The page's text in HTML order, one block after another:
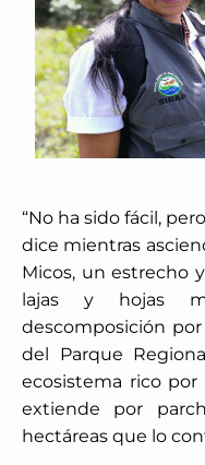
“No ha sido fácil,
dice mientras
Micos, un estrecho
lajas y hojas
descomposición
del Parque
ecosistema rico
extiende por
hectáreas que lo